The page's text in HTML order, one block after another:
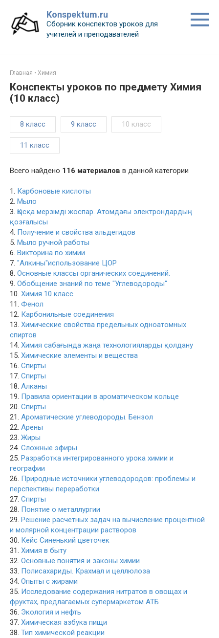
контенту
Konspektum.ru
Сборник конспектов уроков для
учителей и преподавателей
Главная • Химия
Конспекты уроков по предмету Химия
(10 класс)
8 класс 9 класс 10 класс
11 класс
Всего найдено 116 материалов в данной категории
1. Карбоновые кислоты
2. Мыло
3. Қысқа мерзімді жоспар. Атомдағы электрондардың
қозғалысы
4. Получение и свойства альдегидов
5. Мыло ручной работы
6. Викторина по химии
7. "Алкины"использование ЦОР
8. Основные классы органических соединений.
9. Обобщение знаний по теме "Углеводороды"
10. Химия 10 класс
11. Фенол
12. Карбонильные соединения
13. Химические свойства предельных одноатомных
спиртов
14. Химия сабағында жаңа технологияларды қолдану
15. Химические элементы и вещества
16. Спирты
17. Спирты
18. Алканы
19. Правила ориентации в ароматическом кольце
20. Спирты
21. Ароматические углеводороды. Бензол
22. Арены
23. Жиры
24. Сложные эфиры
25. Разработка интегрированного урока химии и
географии
26. Природные источники углеводородов: проблемы и
перспективы переработки
27. Спирты
28. Понятие о металлургии
29. Решение расчетных задач на вычисление процентной
и молярной концентрации растворов
30. Кейс Синенький цветочек
31. Химия в быту
32. Основные понятия и законы химии
33. Полисахариды. Крахмал и целлюлоза
34. Опыты с жирами
35. Исследование содержания нитратов в овощах и
фруктах, предлагаемых супермаркетом АТБ
36. Экология и нефть
37. Химическая азбука пищи
38. Тип химической реакции